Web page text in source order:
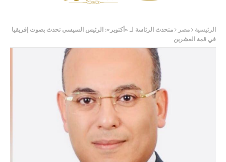
الرئيسية مصر متحدث الرئاسة لـ «أكتوبر»: الرئيس السيسي تحدث بصوت إفريقيا
في قمة العشرين